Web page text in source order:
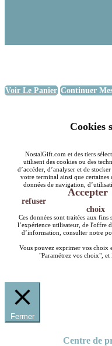
Voir Le Panier Continuer
Cookies
NostalGift.com et des tiers
utilisent des cookies ou des
d’accéder, d’analyser et de
votre terminal ainsi que certaines
données de navigation,
Accepter
refuser
choix
Ces données sont traitées aux
l’expérience utilisateur, de l'offre
d’information, consulter notre
Vous pouvez exprimer vos choix
"Paramétrez vos choix",
Fermer
Centre de